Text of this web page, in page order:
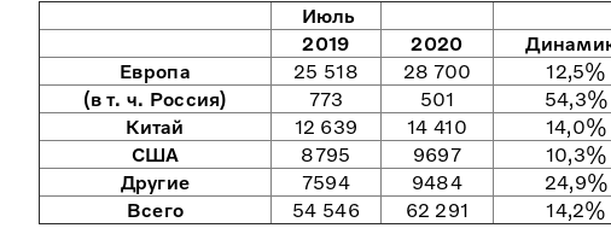
Июль
2019
2020
Европа
25 518 28 700 12,5%
(в т. ч. Россия)
773 501 54,3%
Китай
12 639 14 410 14,0%
США
8795 9697 10,3%
Другие
7594 9484 24,9%
Всего
54 546 62 291 14,2%